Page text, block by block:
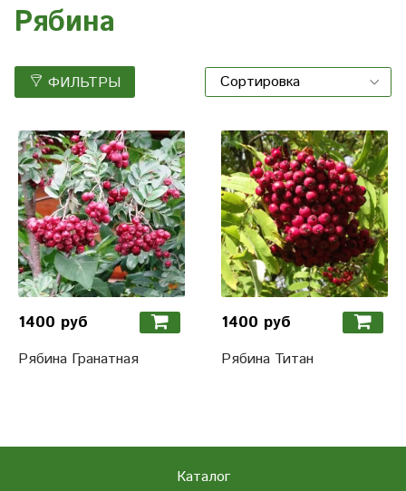
Рябина
ФИЛЬТРЫ
1400 руб
Рябина Гранатная
1400 руб
Рябина Титан
Каталог